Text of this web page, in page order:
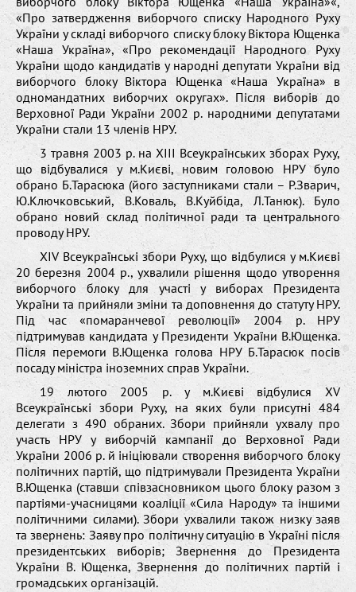
«Про затвердження виборчого списку Народного Руху
України у складі виборчого списку блоку Віктора Ющенка
«Наша Україна», «Про рекомендації Народного Руху
України щодо кандидатів у народні депутати України від
виборчого блоку Віктора Ющенка «Наша Україна» в
одномандатних виборчих округах». Після виборів до
Верховної Ради України 2002 р. народними депутатами
України стали 13 членів НРУ.
3 травня 2003 р. на ХІІІ Всеукраїнських зборах Руху,
що відбувалися у м.Києві, новим головою НРУ було
обрано Б.Тарасюка (його заступниками стали – Р.Зварич,
Ю.Ключковський, В.Коваль, В.Куйбіда, Л.Танюк). Було
обрано новий склад політичної ради та центрального
проводу НРУ.
XIV Всеукраїнські збори Руху, що відбулися у м.Києві
20 березня 2004 р., ухвалили рішення щодо утворення
виборчого блоку для участі у виборах Президента
України та прийняли зміни та доповнення до статуту НРУ.
Під час «помаранчевої революції» 2004 р. НРУ
підтримував кандидата у Президенти України В.Ющенка.
Після перемоги В.Ющенка голова НРУ Б.Тарасюк посів
посаду міністра іноземних справ України.
19 лютого 2005 р. у м.Києві відбулися XV
Всеукраїнські збори Руху, на яких були присутні 484
делегати з 490 обраних. Збори прийняли ухвалу про
участь НРУ у виборчій кампанії до Верховної Ради
України 2006 р. й ініціювали створення виборчого блоку
політичних партій, що підтримували Президента України
В.Ющенка (ставши співзасновником цього блоку разом з
партіями-учасницями коаліції «Сила Народу» та іншими
політичними силами). Збори ухвалили також низку заяв
та звернень: Заяву про політичну ситуацію в Україні після
президентських виборів; Звернення до Президента
України В. Ющенка, Звернення до політичних партій і
громадських організацій.